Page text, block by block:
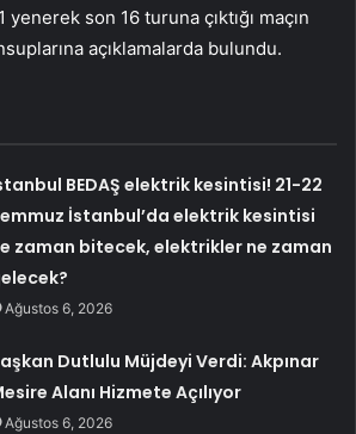
son 16 turuna çıktığı maçın
açıklamalarda bulundu.
BEDAŞ elektrik kesintisi! 21-22
İstanbul’da elektrik kesintisi
zaman bitecek, elektrikler ne zaman
Ağustos 6, 2026
Dutlulu Müjdeyi Verdi: Akpınar
Alanı Hizmete Açılıyor
Ağustos 6, 2026